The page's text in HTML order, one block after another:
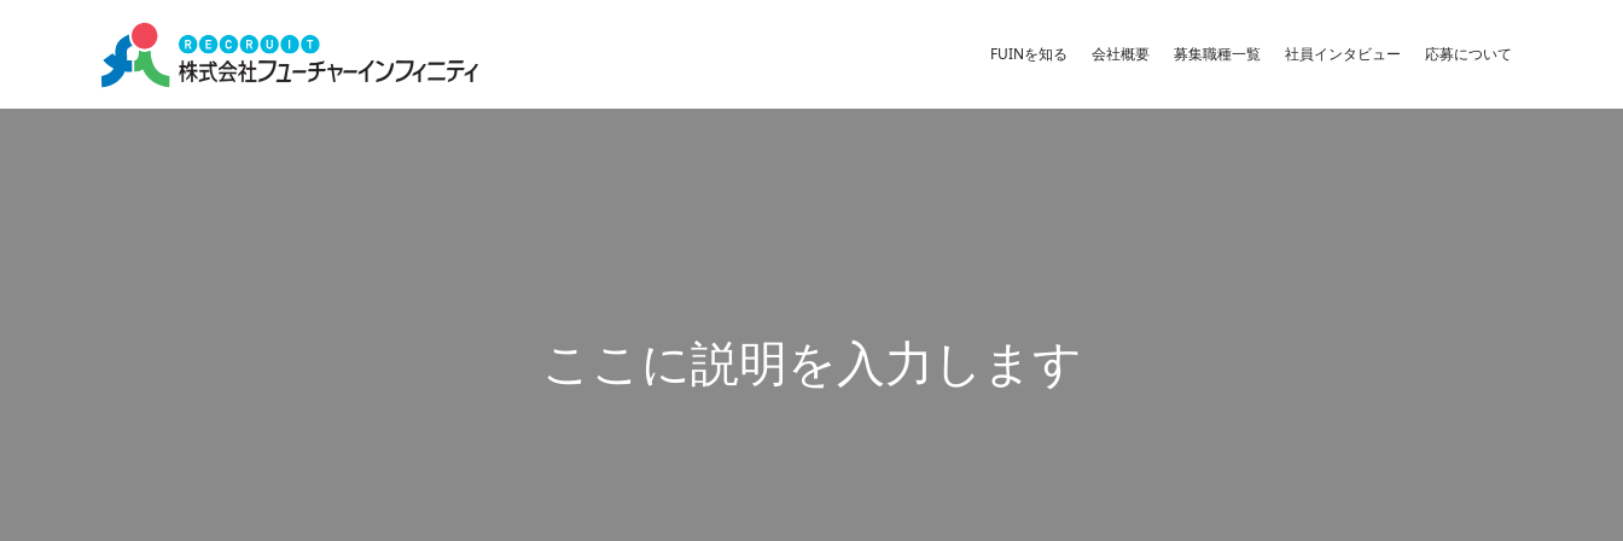
FUINを知る 会社概要 募集職種一覧 社員インタビュー 応募について
ここに説明を入力し ます。